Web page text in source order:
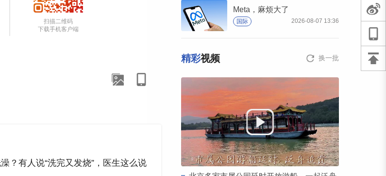
扫描二维码
下载手机客户端
？有人说“洗完又发烧”，医生这么说
Meta，麻烦大了
国际 2026-08-07 13:36
精彩视频 换一批